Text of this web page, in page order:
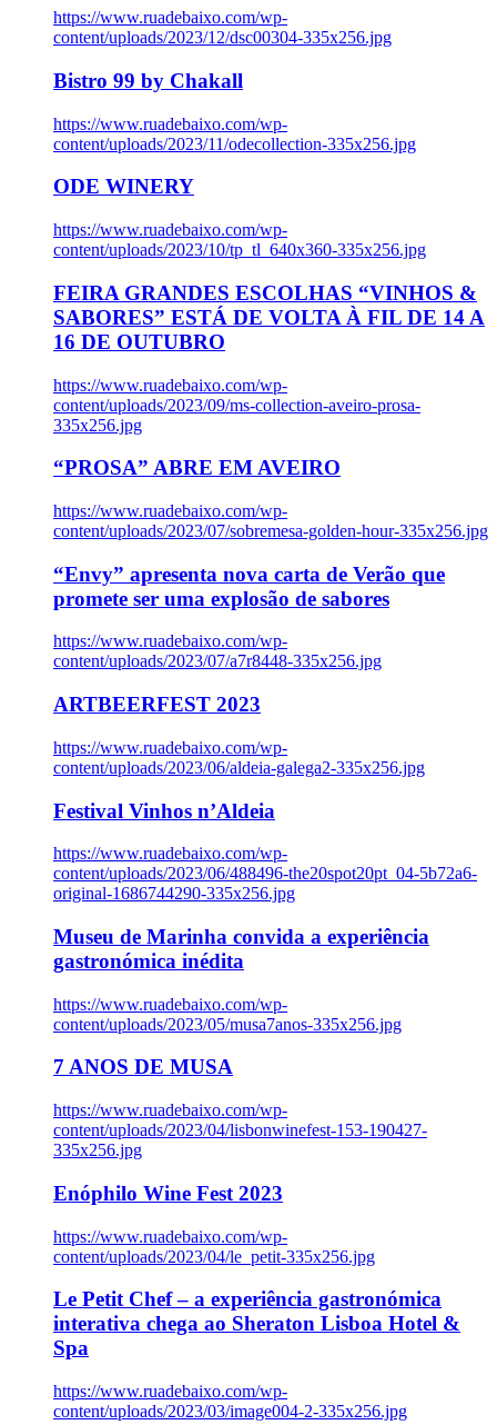
https://www.ruadebaixo.com/wp-
content/uploads/2023/12/dsc00304-335x256.jpg
Bistro 99 by Chakall
https://www.ruadebaixo.com/wp-
content/uploads/2023/11/odecollection-335x256.jpg
ODE WINERY
https://www.ruadebaixo.com/wp-
content/uploads/2023/10/tp_tl_640x360-335x256.jpg
FEIRA GRANDES ESCOLHAS “VINHOS &
SABORES” ESTÁ DE VOLTA À FIL DE 14 A
16 DE OUTUBRO
https://www.ruadebaixo.com/wp-
content/uploads/2023/09/ms-collection-aveiro-prosa-
335x256.jpg
“PROSA” ABRE EM AVEIRO
https://www.ruadebaixo.com/wp-
content/uploads/2023/07/sobremesa-golden-hour-335x256.jpg
“Envy” apresenta nova carta de Verão que
promete ser uma explosão de sabores
https://www.ruadebaixo.com/wp-
content/uploads/2023/07/a7r8448-335x256.jpg
ARTBEERFEST 2023
https://www.ruadebaixo.com/wp-
content/uploads/2023/06/aldeia-galega2-335x256.jpg
Festival Vinhos n’Aldeia
https://www.ruadebaixo.com/wp-
content/uploads/2023/06/488496-the20spot20pt_04-5b72a6-
original-1686744290-335x256.jpg
Museu de Marinha convida a experiência
gastronómica inédita
https://www.ruadebaixo.com/wp-
content/uploads/2023/05/musa7anos-335x256.jpg
7 ANOS DE MUSA
https://www.ruadebaixo.com/wp-
content/uploads/2023/04/lisbonwinefest-153-190427-
335x256.jpg
Enóphilo Wine Fest 2023
https://www.ruadebaixo.com/wp-
content/uploads/2023/04/le_petit-335x256.jpg
Le Petit Chef – a experiência gastronómica
interativa chega ao Sheraton Lisboa Hotel &
Spa
https://www.ruadebaixo.com/wp-
content/uploads/2023/03/image004-2-335x256.jpg